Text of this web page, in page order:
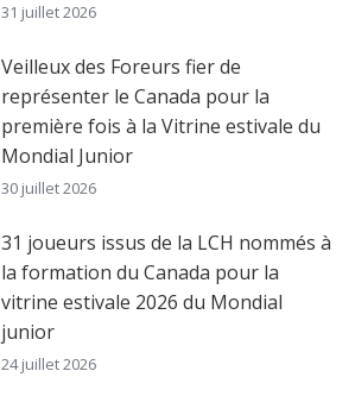
31 juillet 2026
Veilleux des Foreurs fier de
représenter le Canada pour la
première fois à la Vitrine estivale du
Mondial Junior
30 juillet 2026
31 joueurs issus de la LCH nommés à
la formation du Canada pour la
vitrine estivale 2026 du Mondial
junior
24 juillet 2026